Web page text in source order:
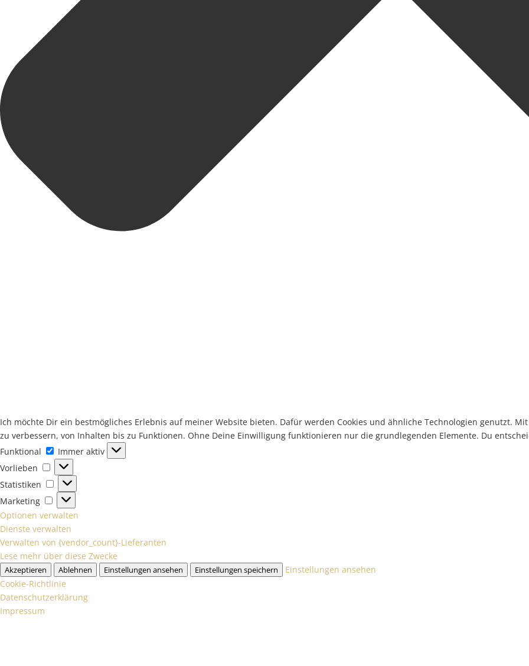
Ich möchte Dir ein bestmögliches Erlebnis auf meiner Website bieten. Dafür werden Cookies und ähnliche Technologien genutzt.
zu verbessern, von Inhalten bis zu Funktionen. Ohne Deine Einwilligung funktionieren nur die grundlegenden Elemente. Du
Funktional
Funktional
Immer aktiv
Vorlieben
Vorlieben
Statistiken
Statistiken
Marketing
Marketing
Optionen verwalten
Dienste verwalten
Verwalten von {vendor_count}-Lieferanten
Lese mehr über diese Zwecke
Akzeptieren Ablehnen Einstellungen ansehen Einstellungen speichern
Einstellungen ansehen
Cookie-Richtlinie
Datenschutzerklärung
Impressum